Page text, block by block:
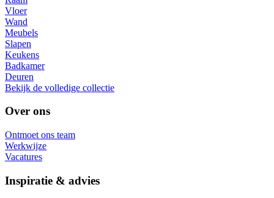
Vloer
Wand
Meubels
Slapen
Keukens
Badkamer
Deuren
Bekijk de volledige collectie
Over ons
Ontmoet ons team
Werkwijze
Vacatures
Inspiratie & advies